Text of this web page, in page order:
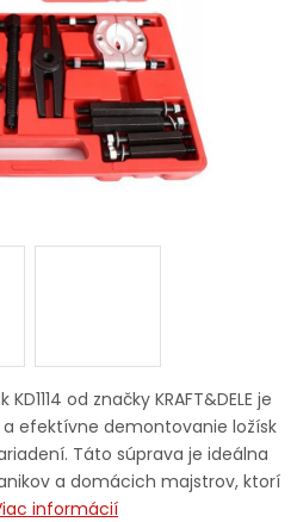
pomôcky
obchodu
zákaznícky účet
od značky KRAFT&DELE je
efektívne demontovanie ložísk
Táto súprava je ideálna
a domácich majstrov, ktorí
informácií